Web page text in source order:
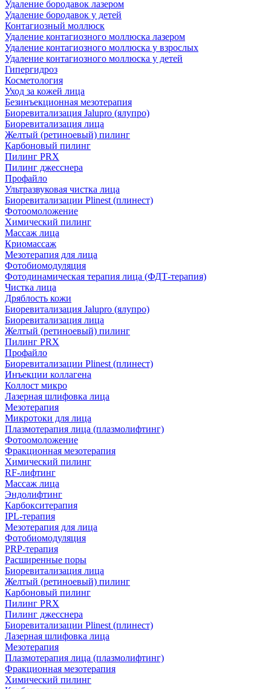
Удаление бородавок лазером
Удаление бородавок у детей
Контагиозный моллюск
Удаление контагиозного моллюска лазером
Удаление контагиозного моллюска у взрослых
Удаление контагиозного моллюска у детей
Гипергидроз
Косметология
Уход за кожей лица
Безинъекционная мезотерапия
Биоревитализация Jalupro (ялупро)
Биоревитализация лица
Желтый (ретиноевый) пилинг
Карбоновый пилинг
Пилинг PRX
Пилинг джесснера
Профайло
Ультразвуковая чистка лица
Биоревитализации Plinest (плинест)
Фотоомоложение
Химический пилинг
Массаж лица
Криомассаж
Мезотерапия для лица
Фотобиомодуляция
Фотодинамическая терапия лица (ФДТ-терапия)
Чистка лица
Дряблость кожи
Биоревитализация Jalupro (ялупро)
Биоревитализация лица
Желтый (ретиноевый) пилинг
Пилинг PRX
Профайло
Биоревитализации Plinest (плинест)
Инъекции коллагена
Коллост микро
Лазерная шлифовка лица
Мезотерапия
Микротоки для лица
Плазмотерапия лица (плазмолифтинг)
Фотоомоложение
Фракционная мезотерапия
Химический пилинг
RF-лифтинг
Массаж лица
Эндолифтинг
Карбокситерапия
IPL‑терапия
Мезотерапия для лица
Фотобиомодуляция
PRP-терапия
Расширенные поры
Биоревитализация лица
Желтый (ретиноевый) пилинг
Карбоновый пилинг
Пилинг PRX
Пилинг джесснера
Биоревитализации Plinest (плинест)
Лазерная шлифовка лица
Мезотерапия
Плазмотерапия лица (плазмолифтинг)
Фракционная мезотерапия
Химический пилинг